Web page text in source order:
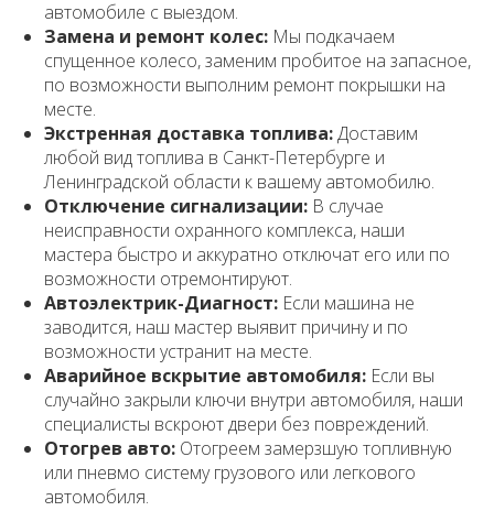
автомобиле с выездом.
Замена и ремонт колес: Мы подкачаем
спущенное колесо, заменим пробитое на запасное,
по возможности выполним ремонт покрышки на
месте.
Экстренная доставка топлива:Доставим
любой вид топлива в Санкт-Петербурге и
Ленинградской области к вашему автомобилю.
Отключение сигнализации: В случае
неисправности охранного комплекса, наши
мастера быстро и аккуратно отключат его или по
возможности отремонтируют.
Автоэлектрик-Диагност: Если машина не
заводится, наш мастер выявит причину и по
возможности устранит на месте.
Аварийное вскрытие автомобиля: Если вы
случайно закрыли ключи внутри автомобиля, наши
специалисты вскроют двери без повреждений.
Отогрев авто: Отогреем замерзшую топливную
или пневмо систему грузового или легкового
автомобиля.